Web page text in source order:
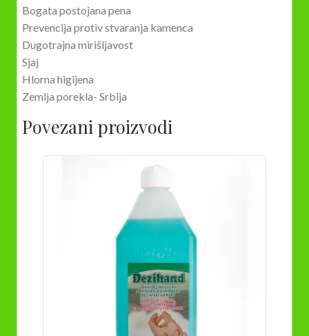
Bogata postojana pena
Prevencija protiv stvaranja kamenca
Dugotrajna mirišljavost
Sjaj
Hlorna higijena
Zemlja porekla- Srbija
Povezani proizvodi